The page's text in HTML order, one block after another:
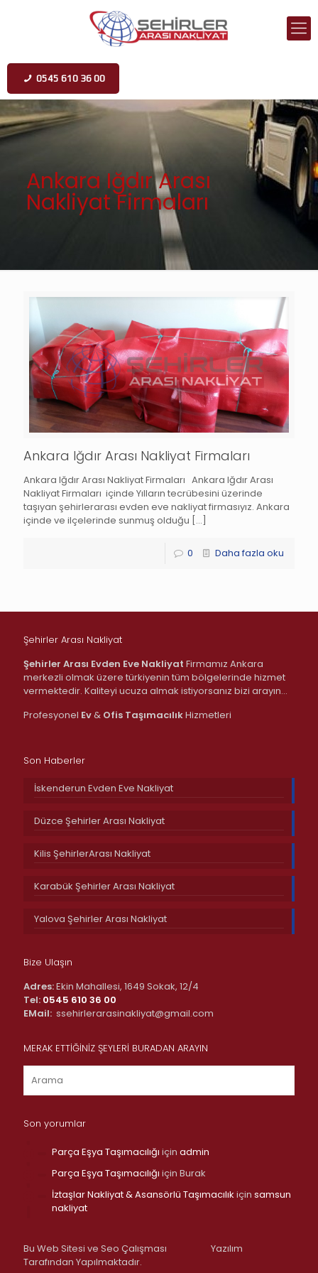
0545 610 36 00
Ankara Iğdır Arası
Nakliyat Firmaları
Ankara Iğdır Arası Nakliyat Firmaları
Ankara Iğdır Arası Nakliyat Firmaları Ankara Iğdır Arası
Nakliyat Firmaları içinde Yılların tecrübesini üzerinde
taşıyan şehirlerarası evden eve nakliyat firmasıyız. Ankara
içinde ve ilçelerinde sunmuş olduğu […]
0 Daha fazla oku
Şehirler Arası Nakliyat
Şehirler Arası Evden Eve Nakliyat Firmamız Ankara
merkezli olmak üzere türkiyenin tüm bölgelerinde hizmet
vermektedir. Kaliteyi ucuza almak istiyorsanız bizi arayın…
Profesyonel Ev& Ofis TaşımacılıkHizmetleri
Son Haberler
İskenderun Evden Eve Nakliyat
Düzce Şehirler Arası Nakliyat
Kilis ŞehirlerArası Nakliyat
Karabük Şehirler Arası Nakliyat
Yalova Şehirler Arası Nakliyat
Bize Ulaşın
Adres:Ekin Mahallesi, 1649 Sokak, 12/4
Tel: 0545 610 36 00
EMail: ssehirlerarasinakliyat@gmail.com
MERAK ETTİĞİNİZ ŞEYLERİ BURADAN ARAYIN
Son yorumlar
Parça Eşya Taşımacılığı için admin
Parça Eşya Taşımacılığı için Burak
İztaşlar Nakliyat & Asansörlü Taşımacılık için samsun
nakliyat
Bu Web Sitesi ve Seo Çalışması
Yazılım
Tarafından Yapılmaktadır.